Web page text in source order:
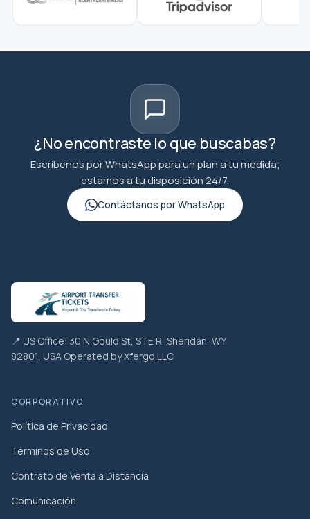
¿No encontraste lo que buscabas?
Escríbenos por WhatsApp para un plan a tu medida;
estamos a tu disposición 24/7.
Contáctanos por WhatsApp
📍 US Office: 30 N Gould St, STE R, Sheridan, WY
82801, USA Operated by Xfergo LLC
CORPORATIVO
Política de Privacidad
Términos de Uso
Contrato de Venta a Distancia
Comunicación